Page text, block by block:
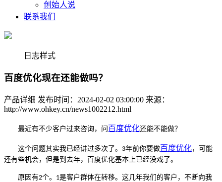
创始人说
联系我们
日志样式
百度优化现在还能做吗？
产品详细 发布时间：2024-02-02 03:00:00 来源：
http://www.ohkey.cn/news1002212.html
最近有不少客户过来咨询，问 百度优化还能不能做？
这个问题其实我已经讲过多次了。 3年前你要做百度优化，可能
还有些机会，但是到去年，百度优化基本上已经没戏了。
原因有2个。 1是客户群体在转移。这几年我们的客户，不断向我